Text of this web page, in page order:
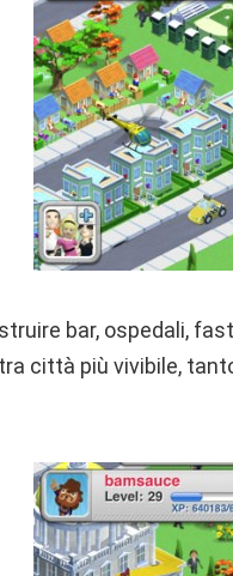
bar, ospedali,
città più vivibile,